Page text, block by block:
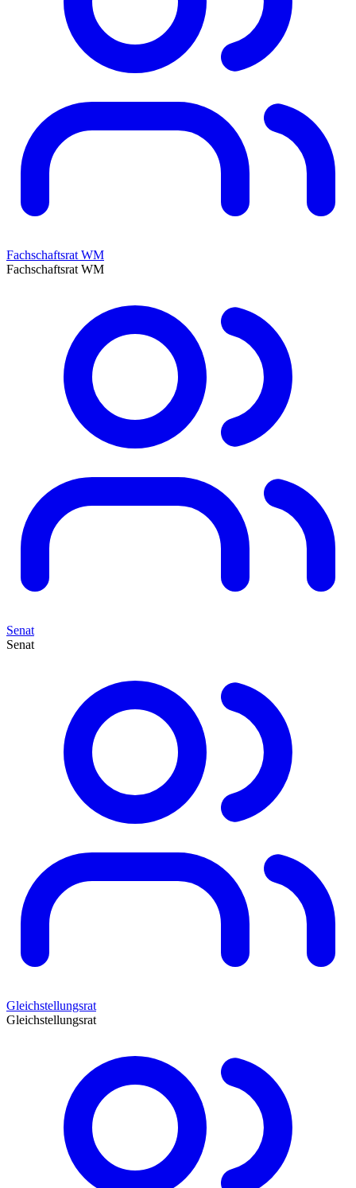
Fachschaftsrat WM
Fachschaftsrat WM
Senat
Senat
Gleichstellungsrat
Gleichstellungsrat